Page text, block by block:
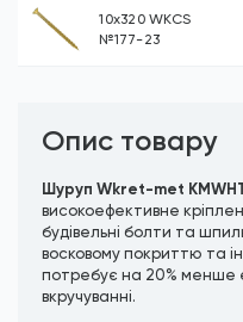
10х320 WKCS
№177-23
Опис товару
Шуруп Wkret-met
високоефективне
будівельні болти та
восковому покриттю та
потребує на 20% менше
вкручуванні.